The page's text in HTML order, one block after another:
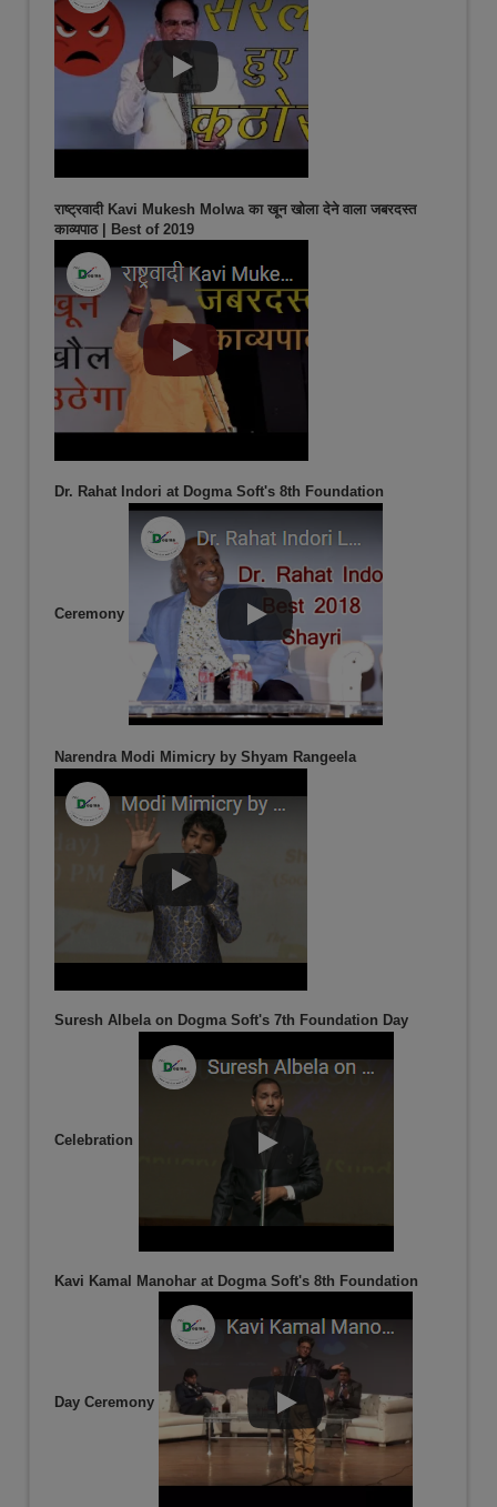
राष्ट्रवादी Kavi Mukesh Molwa का खून खोला देने वाला जबरदस्त
काव्यपाठ | Best of 2019
Dr. Rahat Indori at Dogma Soft's 8th Foundation
Ceremony
Narendra Modi Mimicry by Shyam Rangeela
Suresh Albela on Dogma Soft's 7th Foundation Day
Celebration
Kavi Kamal Manohar at Dogma Soft's 8th Foundation
Day Ceremony